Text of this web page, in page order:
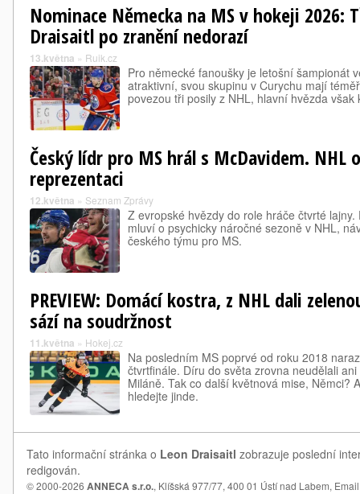
Nominace Německa na MS v hokeji 2026:
Draisaitl po zranění nedorazí
13.května » Ruik.cz
Pro německé fanoušky je letošní šampionát
atraktivní, svou skupinu v Curychu mají
povezou tři posily z NHL, hlavní hvězda
Český lídr pro MS hrál s McDavidem. NHL
reprezentaci
12.května » Seznam Zprávy
Z evropské hvězdy do role hráče čtvrté
mluví o psychicky náročné sezoně v NHL,
českého týmu pro MS.
PREVIEW: Domácí kostra, z NHL dali
sází na soudržnost
11.května » Hokej.cz
Na posledním MS poprvé od roku 2018
čtvrtfinále. Díru do světa zrovna neudělali
Miláně. Tak co další květnová mise, Němci?
hledejte jinde.
Tato informační stránka o Leon Draisaitl zobrazuje poslední
redigován.
© 2000-2026 ANNECA s.r.o., Klíšská 977/77, 400 01 Ústí nad Labem,